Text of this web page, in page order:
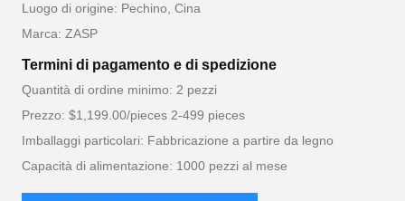
Luogo di origine: Pechino, Cina
Marca: ZASP
Termini di pagamento e di spedizione
Quantità di ordine minimo: 2 pezzi
Prezzo: $1,199.00/pieces 2-499 pieces
Imballaggi particolari: Fabbricazione a partire da legno
Capacità di alimentazione: 1000 pezzi al mese